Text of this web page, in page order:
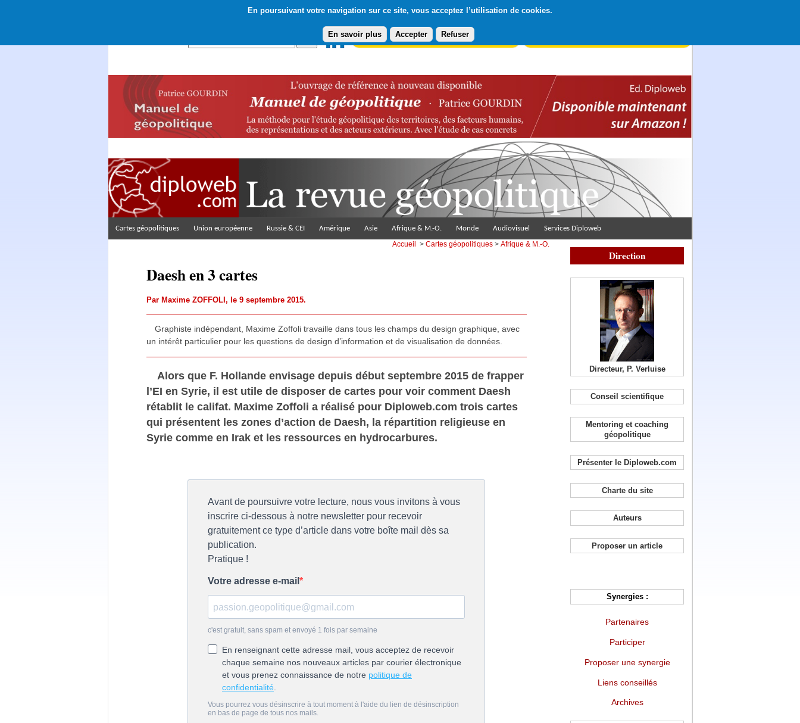
En poursuivant votre navigation sur ce site, vous acceptez l’utilisation de cookies.
En savoir plus Accepter Refuser
Abonnement gratuit à la Lettre du Diploweb
Cartes géopolitiques Union européenne Russie & CEI Amérique Asie Afrique & M.-O. Monde Audiovisuel Services Diploweb
Accueil >Cartes géopolitiques >Afrique & M.-O.
Daesh en 3 cartes
Par Maxime ZOFFOLI , le 9 septembre 2015.
Graphiste indépendant, Maxime Zoffoli travaille dans tous les champs du design graphique, avec
un intérêt particulier pour les questions de design d’information et de visualisation de données.
Alors que F. Hollande envisage depuis début septembre 2015 de frapper
l’EI en Syrie, il est utile de disposer de cartes pour voir comment Daesh
rétablit le califat. Maxime Zoffoli a réalisé pour Diploweb.com trois cartes
qui présentent les zones d’action de Daesh, la répartition religieuse en
Syrie comme en Irak et les ressources en hydrocarbures.
Direction
Directeur, P. Verluise
Conseil scientifique
Mentoring et coaching
géopolitique
Présenter le Diploweb.com
Charte du site
Auteurs
Proposer un article
Synergies :
Partenaires
Participer
Proposer une synergie
Liens conseillés
Archives